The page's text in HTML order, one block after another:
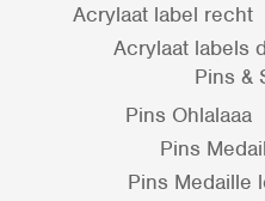
Acrylaat label recht
Acrylaat labels
Pins &
Pins Ohlalaaa
Pins
Pins Medaille